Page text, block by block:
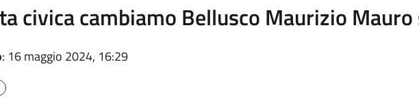
civica cambiamo Bellusco Maurizio
: 16 maggio 2024, 16:29